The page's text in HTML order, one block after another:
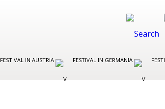
FESTIVAL IN AUSTRIA FESTIVAL IN GERMANIA